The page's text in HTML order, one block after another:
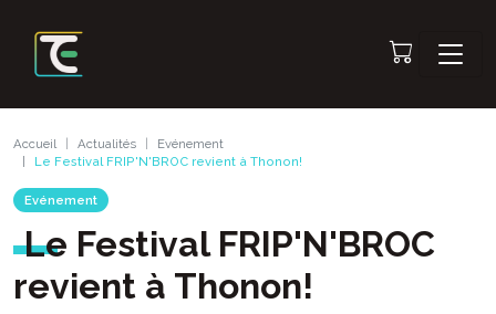
Accueil Actualités
Evénement
Le Festival FRIP'N'BROC revient à Thonon!
Evénement
Le Festival FRIP'N'BROC
revient à Thonon!